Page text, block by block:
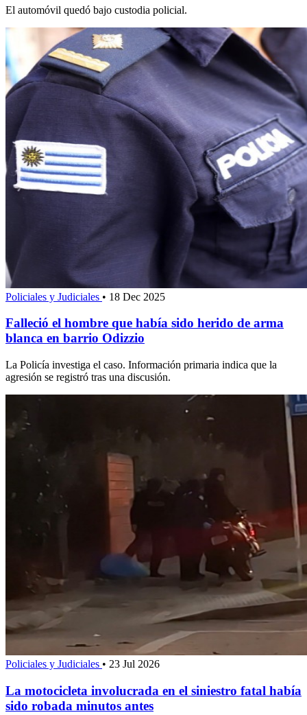
El automóvil quedó bajo custodia policial.
Policiales y Judiciales • 18 Dec 2025
Falleció el hombre que había sido herido de arma
blanca en barrio Odizzio
La Policía investiga el caso. Información primaria indica que la
agresión se registró tras una discusión.
Policiales y Judiciales • 23 Jul 2026
La motocicleta involucrada en el siniestro fatal había
sido robada minutos antes